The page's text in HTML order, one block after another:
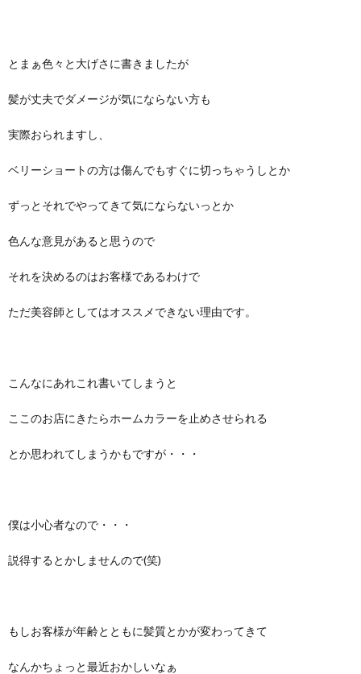
とまぁ色々と大げさに書きましたが
髪が丈夫でダメージが気にならない方も
実際おられますし、
ベリーショートの方は傷んでもすぐに切っちゃうしとか
ずっとそれでやってきて気にならないっとか
色んな意見があると思うので
それを決めるのはお客様であるわけで
ただ美容師としてはオススメできない理由です。
こんなにあれこれ書いてしまうと
ここのお店にきたらホームカラーを止めさせられる
とか思われてしまうかもですが・・・
僕は小心者なので・・・
説得するとかしませんので(笑)
もしお客様が年齢とともに髪質とかが変わってきて
なんかちょっと最近おかしいなぁ